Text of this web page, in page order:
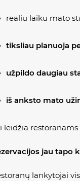
realiu laiku mato
tiksliau planuoja
užpildo daugiau
iš anksto mato
leidžia
jau tapo
lankytojai